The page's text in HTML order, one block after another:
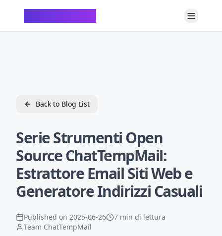
Back to Blog List
Serie Strumenti Open
Source ChatTempMail:
Estrattore Email Siti Web e
Generatore Indirizzi Casuali
Published on 2025-06-26
7 min di lettura
Team ChatTempMail